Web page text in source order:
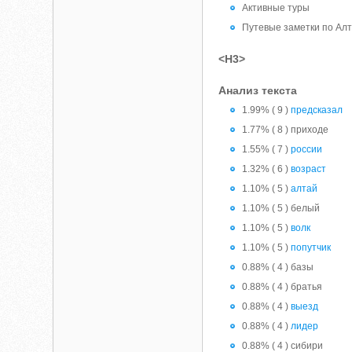
Активные туры
Путевые заметки по
<H3>
Анализ текста
1.99% ( 9 )предсказал
1.77% ( 8 ) приходе
1.55% ( 7 )россии
1.32% ( 6 )возраст
1.10% ( 5 )алтай
1.10% ( 5 ) белый
1.10% ( 5 )волк
1.10% ( 5 )попутчик
0.88% ( 4 ) базы
0.88% ( 4 ) братья
0.88% ( 4 )выезд
0.88% ( 4 )лидер
0.88% ( 4 ) сибири